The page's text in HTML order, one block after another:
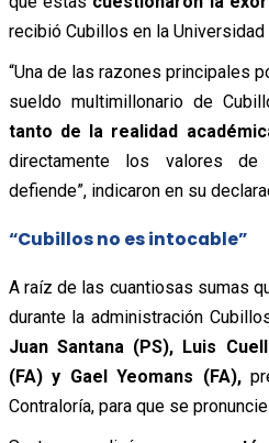
recibió Cubillos en la Universidad
“Una de las razones principales
sueldo multimillonario de
tanto de la realidad
directamente los valores
defiende”, indicaron en su
“Cubillos no es intocable”
A raíz de las cuantiosas sumas
durante la administración
Juan Santana (PS), Luis
(FA) y Gael Yeomans (FA),
Contraloría, para que se